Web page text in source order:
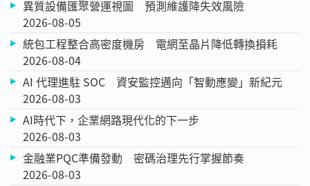
異質設備匯聚營運視圖 預測維護降失效風險
2026-08-05
統包工程整合高密度機房 電網至晶片降低轉換損耗
2026-08-04
AI 代理進駐 SOC 資安監控邁向「智動應變」新紀元
2026-08-03
AI時代下，企業網路現代化的下一步
2026-08-03
金融業PQC準備發動 密碼治理先行掌握節奏
2026-08-03